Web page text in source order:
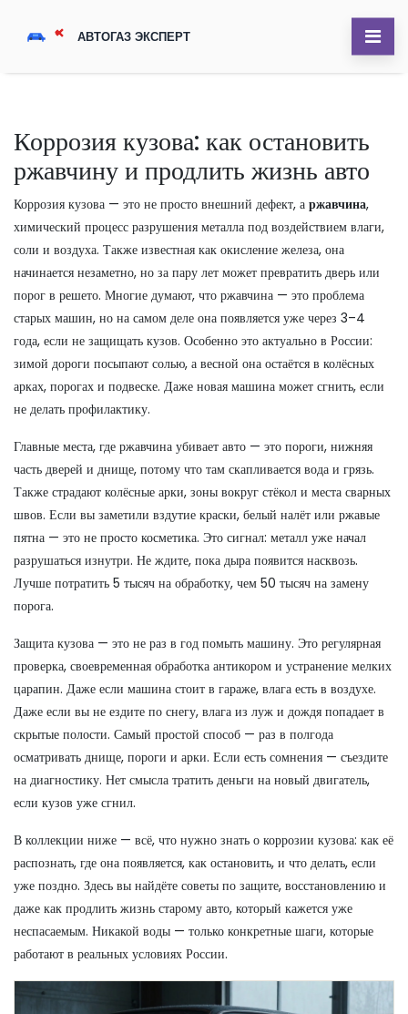
Коррозия кузова: как остановить
ржавчину и продлить жизнь авто
Коррозия кузова — это не просто внешний дефект, а ржавчина,
химический процесс разрушения металла под воздействием влаги,
соли и воздуха. Также известная как окисление железа, она
начинается незаметно, но за пару лет может превратить дверь или
порог в решето. Многие думают, что ржавчина — это проблема
старых машин, но на самом деле она появляется уже через 3–4
года, если не защищать кузов. Особенно это актуально в России:
зимой дороги посыпают солью, а весной она остаётся в колёсных
арках, порогах и подвеске. Даже новая машина может сгнить, если
не делать профилактику.
Главные места, где ржавчина убивает авто — это пороги, нижняя
часть дверей и днище, потому что там скапливается вода и грязь.
Также страдают колёсные арки, зоны вокруг стёкол и места сварных
швов. Если вы заметили вздутие краски, белый налёт или ржавые
пятна — это не просто косметика. Это сигнал: металл уже начал
разрушаться изнутри. Не ждите, пока дыра появится насквозь.
Лучше потратить 5 тысяч на обработку, чем 50 тысяч на замену
порога.
Защита кузова — это не раз в год помыть машину. Это регулярная
проверка, своевременная обработка антикором и устранение мелких
царапин. Даже если машина стоит в гараже, влага есть в воздухе.
Даже если вы не ездите по снегу, влага из луж и дождя попадает в
скрытые полости. Самый простой способ — раз в полгода
осматривать днище, пороги и арки. Если есть сомнения — съездите
на диагностику. Нет смысла тратить деньги на новый двигатель,
если кузов уже сгнил.
В коллекции ниже — всё, что нужно знать о коррозии кузова: как её
распознать, где она появляется, как остановить, и что делать, если
уже поздно. Здесь вы найдёте советы по защите, восстановлению и
даже как продлить жизнь старому авто, который кажется уже
неспасаемым. Никакой воды — только конкретные шаги, которые
работают в реальных условиях России.